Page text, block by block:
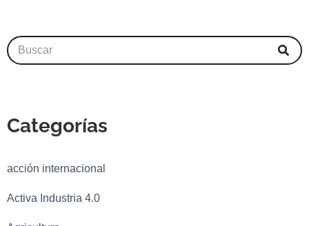
Categorías
acción internacional
Activa Industria 4.0